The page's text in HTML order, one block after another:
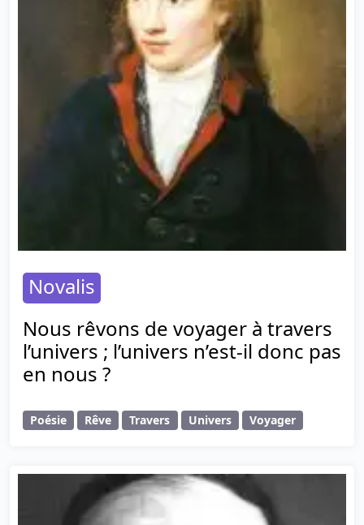
Novalis
Nous rêvons de voyager à travers
l’univers ; l’univers n’est-il donc pas
en nous ?
Poésie Rêve Travers Univers Voyager